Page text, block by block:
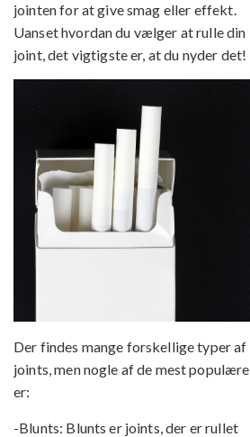
jointen for at give smag eller effekt.
Uanset hvordan du vælger at rulle din
joint, det vigtigste er, at du nyder det!
Der findes mange forskellige typer af
joints, men nogle af de mest populære
er:
-Blunts: Blunts er joints, der er rullet